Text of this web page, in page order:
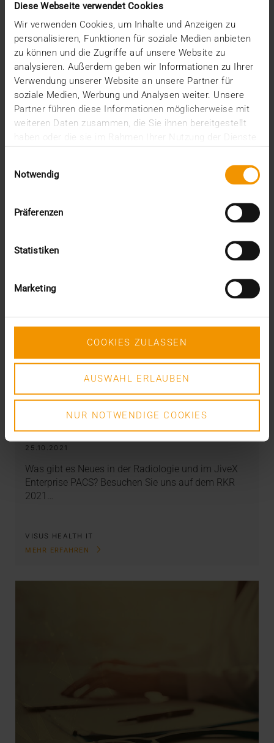
Diese Webseite verwendet Cookies
Wir verwenden Cookies, um Inhalte und Anzeigen zu
personalisieren, Funktionen für soziale Medien anbieten
zu können und die Zugriffe auf unsere Website zu
analysieren. Außerdem geben wir Informationen zu Ihrer
Verwendung unserer Website an unsere Partner für
soziale Medien, Werbung und Analysen weiter. Unsere
Partner führen diese Informationen möglicherweise mit
weiteren Daten zusammen, die Sie ihnen bereitgestellt
haben oder die sie im Rahmen Ihrer Nutzung der Dienste
Notwendig
Präferenzen
Statistiken
Marketing
COOKIES ZULASSEN
AUSWAHL ERLAUBEN
NUR NOTWENDIGE COOKIES
02.11.2021
Mit rund 8.000 Mitarbeitenden weltweit vereint die
CompuGroup Medical (CGM) extrem viel Know-how
in…
VISUS HEALTH IT
MEHR ERFAHREN
EVENTS
RadiologieKongress Ruhr 2021
25.10.2021
Was gibt es Neues in der Radiologie und im JiveX
Enterprise PACS? Besuchen Sie uns auf dem RKR
2021…
VISUS HEALTH IT
MEHR ERFAHREN